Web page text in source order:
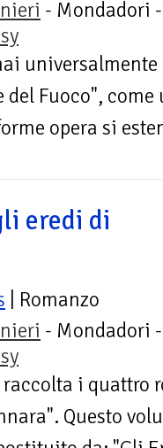
- Mondadori -
del Fuoco",
opera si
eredi di
| Romanzo
- Mondadori -
i quattro
Questo